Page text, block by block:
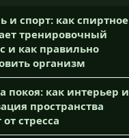
и спорт: как спиртное
тренировочный
и как правильно
организм
покоя: как интерьер и
пространства
стресса